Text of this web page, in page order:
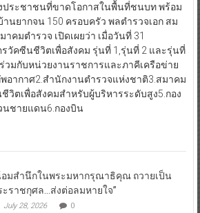
ประชาชนที่ขาดโอกาสในพื้นที่ชนบท พร้อม
นยากจน 150 ครอบครัว พลตำรวจเอก สม
คมตำรวจ เปิดเผยว่า เมื่อวันที่ 31
วัคซีนชีวิตเพื่อสังคม รุ่นที่ 1,รุ่นที่ 2 และรุ่นที่
วมกับหน่วยงานราชการและภาคีเครือข่าย
อากาศ2.สำนักงานตำรวจแห่งชาติ3.สมาคม
วิตเพื่อสังคมสำหรับผู้บริหารระดับสูง5.กอง
นชายแดน6.กองบิน
อมสำนึกในพระมหากรุณาธิคุณ ถวายเป็น
ะราชกุศล…ส่งต่อลมหายใจ”
July 28, 2026 0